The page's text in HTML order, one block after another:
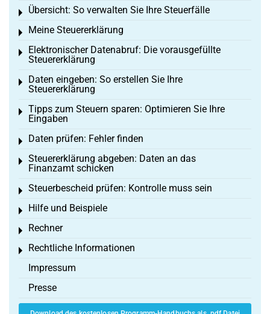
Übersicht: So verwalten Sie Ihre Steuerfälle
Toggle menu
Meine Steuererklärung
Toggle menu
Elektronischer Datenabruf: Die vorausgefüllte
Steuererklärung
Toggle menu
Daten eingeben: So erstellen Sie Ihre
Steuererklärung
Toggle menu
Tipps zum Steuern sparen: Optimieren Sie Ihre
Eingaben
Toggle menu
Daten prüfen: Fehler finden
Toggle menu
Steuererklärung abgeben: Daten an das
Finanzamt schicken
Toggle menu
Steuerbescheid prüfen: Kontrolle muss sein
Toggle menu
Hilfe und Beispiele
Toggle menu
Rechner
Toggle menu
Rechtliche Informationen
Toggle menu
Impressum
Presse